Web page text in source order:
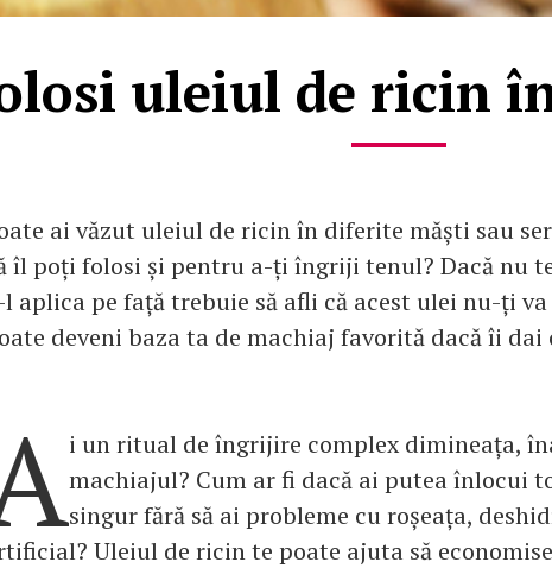
uleiul de ricin
ai văzut uleiul de ricin în diferite măști sau
îl poți folosi și pentru a-ți îngriji tenul? Dacă nu
l aplica pe față trebuie să afli că acest ulei nu-ți
deveni baza ta de machiaj favorită dacă îi dai
i un ritual de îngrijire complex dimineața,
machiajul? Cum ar fi dacă ai putea înlocui
singur fără să ai probleme cu roșeața,
Uleiul de ricin te poate ajuta să